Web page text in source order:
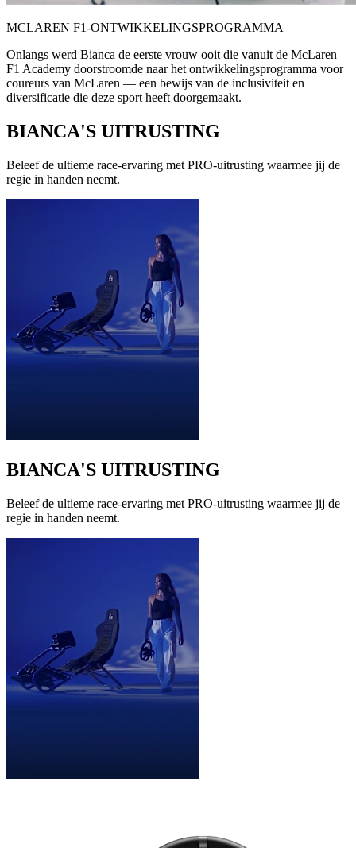
MCLAREN F1-ONTWIKKELINGSPROGRAMMA
Onlangs werd Bianca de eerste vrouw ooit die vanuit de McLaren
F1 Academy doorstroomde naar het ontwikkelingsprogramma voor
coureurs van McLaren — een bewijs van de inclusiviteit en
diversificatie die deze sport heeft doorgemaakt.
BIANCA'S UITRUSTING
Beleef de ultieme race-ervaring met PRO-uitrusting waarmee jij de
regie in handen neemt.
BIANCA'S UITRUSTING
Beleef de ultieme race-ervaring met PRO-uitrusting waarmee jij de
regie in handen neemt.